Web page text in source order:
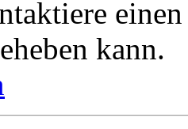
kann.